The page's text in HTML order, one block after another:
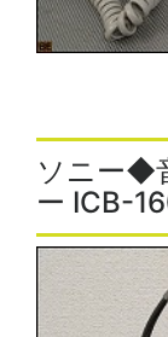
ソニー◆
ー ICB-